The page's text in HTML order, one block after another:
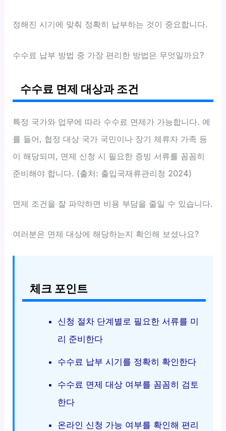
정해진 시기에 맞춰 정확히 납부하는 것이 중요합니다.
수수료 납부 방법 중 가장 편리한 방법은 무엇일까요?
수수료 면제 대상과 조건
특정 국가와 업무에 따라 수수료 면제가 가능합니다. 예
를 들어, 협정 대상 국가 국민이나 장기 체류자 가족 등
이 해당되며, 면제 신청 시 필요한 증빙 서류를 꼼꼼히
준비해야 합니다. (출처: 출입국재류관리청 2024)
면제 조건을 잘 파악하면 비용 부담을 줄일 수 있습니다.
여러분은 면제 대상에 해당하는지 확인해 보셨나요?
체크 포인트
신청 절차 단계별로 필요한 서류를 미
리 준비한다
수수료 납부 시기를 정확히 확인한다
수수료 면제 대상 여부를 꼼꼼히 검토
한다
온라인 신청 가능 여부를 확인해 편리